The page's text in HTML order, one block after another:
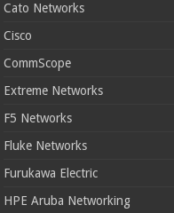
Cato Networks
Cisco
CommScope
Extreme Networks
F5 Networks
Fluke Networks
Furukawa Electric
HPE Aruba Networking